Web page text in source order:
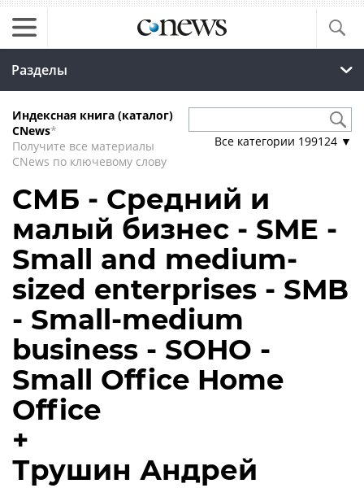
Разделы
Индексная книга (каталог)
CNews*
Получите все материалы
CNews по ключевому слову
Все категории 199124 ▼
СМБ - Средний и
малый бизнес - SME -
Small and medium-
sized enterprises - SMB
- Small-medium
business - SOHO -
Small Office Home
Office
+
Трушин Андрей